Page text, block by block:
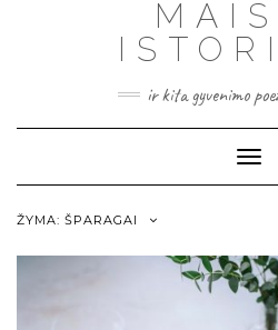
ir kita gyvenimo
ŽYMA: ŠPARAGAI